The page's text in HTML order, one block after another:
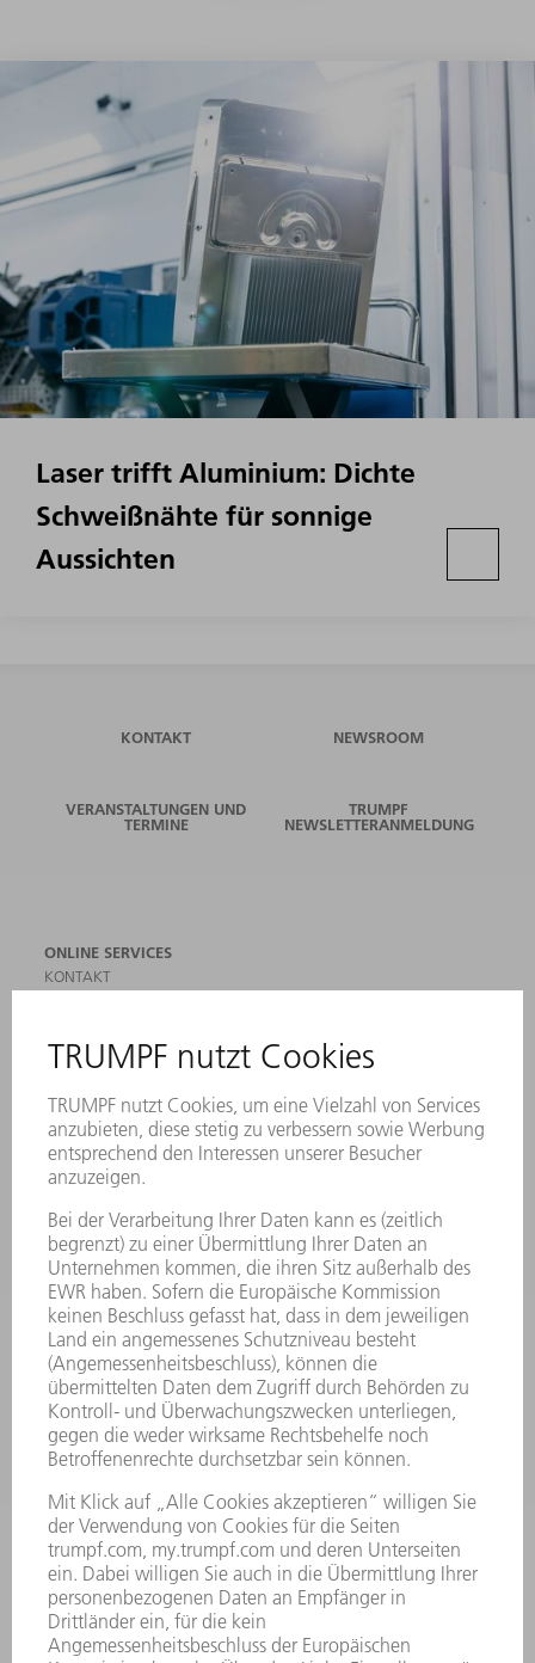
Laser trifft Aluminium: Dichte
Schweißnähte für sonnige
Aussichten
KONTAKT NEWSROOM
VERANSTALTUNGEN UND
TERMINE
TRUMPF
NEWSLETTERANMELDUNG
ONLINE SERVICES
KONTAKT
VERANSTALTUNGEN UND TERMINE
NEWSLETTER-ANMELDUNG
MYTRUMPF
SICHERHEITSDATENBLÄTTER
PRODUKTE
MASCHINEN & SYSTEME
LASER
LEISTUNGSELEKTRONIK
ELEKTROWERKZEUGE
SMART FACTORY
SOFTWARE
SERVICES
ANWENDUNGEN
BRANCHEN
UNTERNEHMEN
KARRIERE
STELLENANGEBOTE
UNTERNEHMENSPROFIL
GESCHÄFTSBERICHT
UNTERNEHMENSGRUNDSÄTZE
COMPLIANCE
HINWEISGEBERSYSTEM
SECURITY
PRESSEMITTEILUNGEN
MAGAZINE